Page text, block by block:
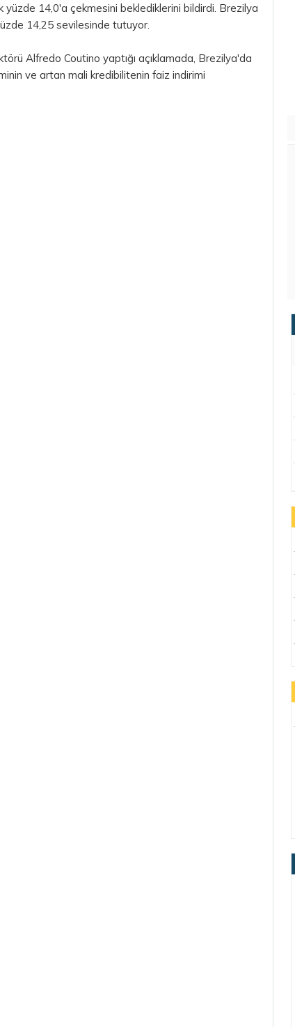
yüzde 14,0'a çekmesini beklediklerini bildirdi. Brezilya
14,25 sevilesinde tutuyor.
Alfredo Coutino yaptığı açıklamada, Brezilya'da
ve artan mali kredibilitenin faiz indirimi